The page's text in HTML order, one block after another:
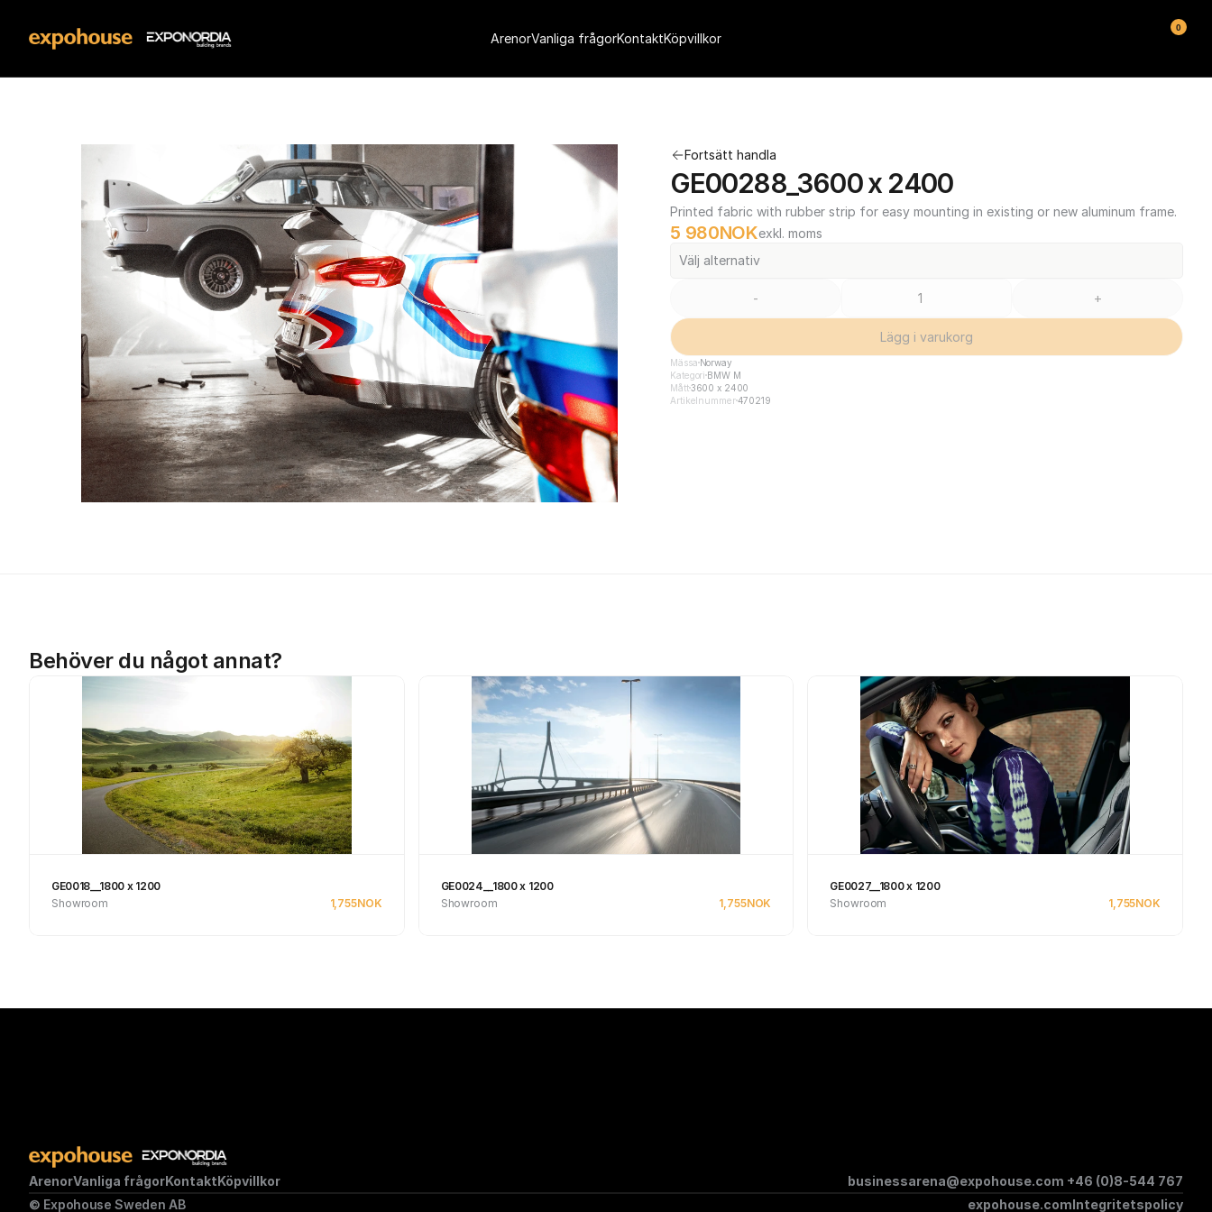
Fortsätt handla
GE00288_3600 x 2400
Printed fabric with rubber strip for easy mounting in existing or new aluminum frame.
5 980NOKexkl. moms
Välj alternativ
- +
Lägg i varukorg
Mässa Norway
Kategori BMW M
Mått3600 x 2400
Artikelnummer470219
Behöver du något annat?
GE0018__1800 x 1200
Showroom
1,755NOK
GE0024__1800 x 1200
Showroom
1,755NOK
GE0027__1800 x 1200
Showroom
1,755NOK
ArenorVanliga frågorKontaktKöpvillkor businessarena@expohouse.com +46 (0)8-544 767
© Expohouse Sweden AB
expohouse.comIntegritetspolicy
ArenorVanliga frågorKontaktKöpvillkor
0